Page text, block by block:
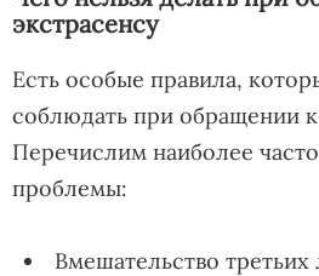
экстрасенсу
Есть особые правила,
соблюдать при обращении
Перечислим наиболее
проблемы:
Вмешательство